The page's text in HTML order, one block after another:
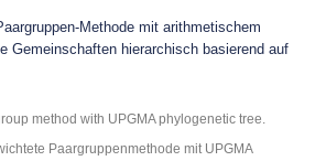
Methode mit arithmetischem
Gemeinschaften hierarchisch basierend auf
Paargruppenmethode mit UPGMA